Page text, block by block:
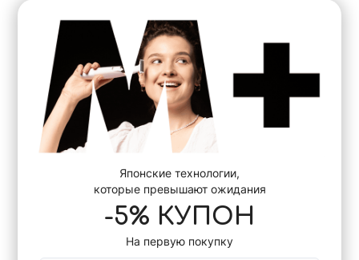
Японские технологии,
которые превышают ожидания
-5% КУПОН
На первую покупку